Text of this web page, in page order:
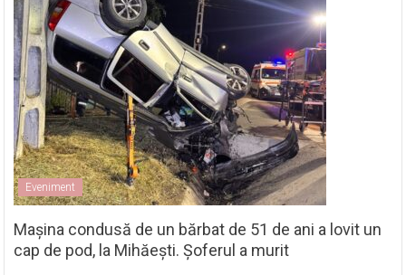
Eveniment
Mașina condusă de un bărbat de 51 de ani a lovit un
cap de pod, la Mihăești. Șoferul a murit